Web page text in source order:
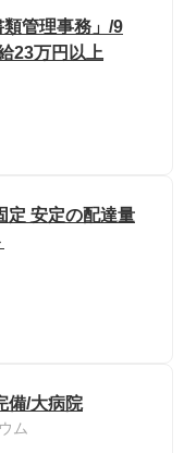
管理事務」/9
23万円以上
定 安定の配達量
備/大病院
ム